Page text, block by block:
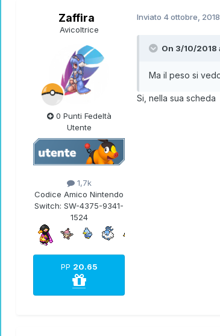
Zaffira
Avicoltrice
0 Punti Fedeltà
Utente
1,7k
Codice Amico Nintendo
Switch: SW-4375-9341-
1524
PP 20.65
Inviato 4 ottobre, 2018
On 3/10/2018
Ma il peso si
Si, nella sua scheda